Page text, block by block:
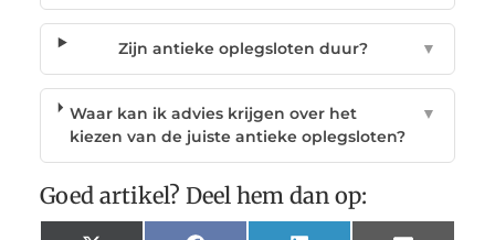
Zijn antieke oplegsloten duur? ▼
Waar kan ik advies krijgen over het
kiezen van de juiste antieke oplegsloten?
▼
Goed artikel? Deel hem dan op: